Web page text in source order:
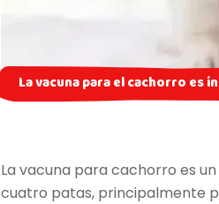
La vacuna para el cachorro es
La vacuna para cachorro es
cuatro patas, principalmente